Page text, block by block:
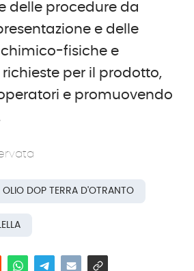
delle procedure da
e delle
fisiche e
per il prodotto,
e promuovendo
OLIO DOP TERRA D'OTRANTO